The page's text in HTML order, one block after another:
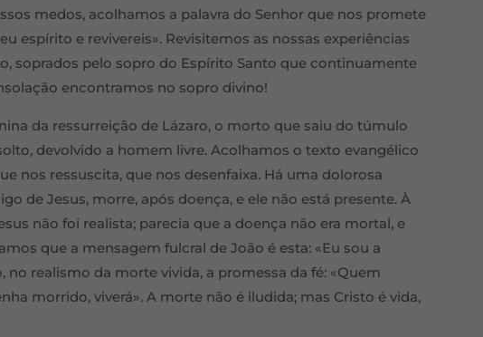
medos, acolhamos a palavra do Senhor que nos promete
espírito e revivereis». Revisitemos as nossas experiências
soprados pelo sopro do Espírito Santo que continuamente
encontramos no sopro divino!
da ressurreição de Lázaro, o morto que saiu do túmulo
devolvido a homem livre. Acolhamos o texto evangélico
nos ressuscita, que nos desenfaixa. Há uma dolorosa
de Jesus, morre, após doença, e ele não está presente. À
não foi realista; parecia que a doença não era mortal, e
que a mensagem fulcral de João é esta: «Eu sou a
no realismo da morte vivida, a promessa da fé: «Quem
morrido, viverá». A morte não é iludida; mas Cristo é vida,